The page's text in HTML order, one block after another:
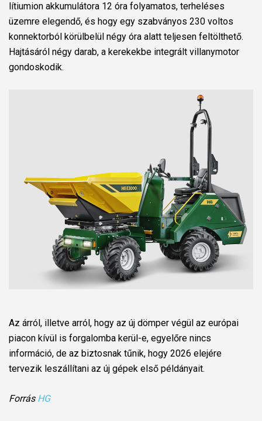
lítiumion akkumulátora 12 óra folyamatos, terheléses
üzemre elegendő, és hogy egy szabványos 230 voltos
konnektorból körülbelül négy óra alatt teljesen feltölthető.
Hajtásáról négy darab, a kerekekbe integrált villanymotor
gondoskodik.
Az árról, illetve arról, hogy az új dömper végül az európai
piacon kívül is forgalomba kerül-e, egyelőre nincs
információ, de az biztosnak tűnik, hogy 2026 elejére
tervezik leszállítani az új gépek első példányait.
Forrás HG